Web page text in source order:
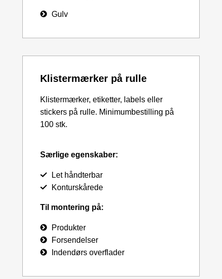
Gulv
Klistermærker på rulle
Klistermærker, etiketter, labels eller
stickers på rulle. Minimumbestilling på
100 stk.
Særlige egenskaber:
Let håndterbar
Konturskårede
Til montering på:
Produkter
Forsendelser
Indendørs overflader